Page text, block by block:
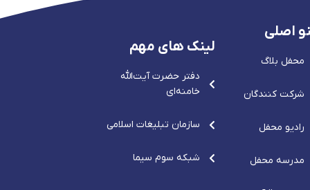
اصلی
محفل بلاگ
شرکت کنندگان
رادیو محفل
مدرسه محفل
لینک های مهم
دفتر حضرت آيت‌الله‌
خامنه‌ای
سازمان تبلیغات اسلامی
شبکه سوم سیما